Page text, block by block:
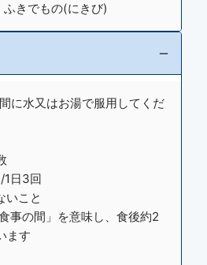
きでもの(にきび)
に水又はお湯で服用してくだ
日3回
いこと
事の間」を意味し、食後約2
ます